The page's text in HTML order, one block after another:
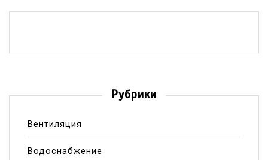
Рубрики
Вентиляция
Водоснабжение